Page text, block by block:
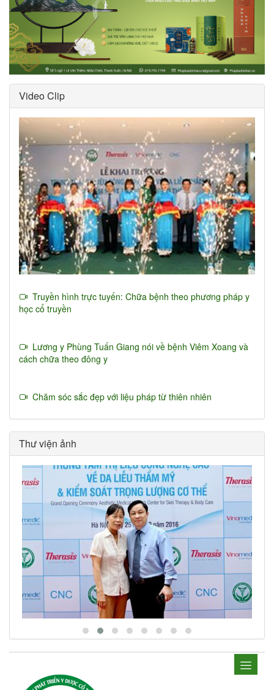
Video Clip
Truyền hình trực tuyến: Chữa bệnh theo phương pháp y
học cổ truyền
Lương y Phùng Tuấn Giang nói về bệnh Viêm Xoang và
cách chữa theo đông y
Chăm sóc sắc đẹp với liệu pháp từ thiên nhiên
Thư viện ảnh